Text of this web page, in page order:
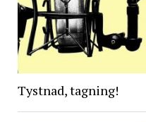
Tystnad, tagning!